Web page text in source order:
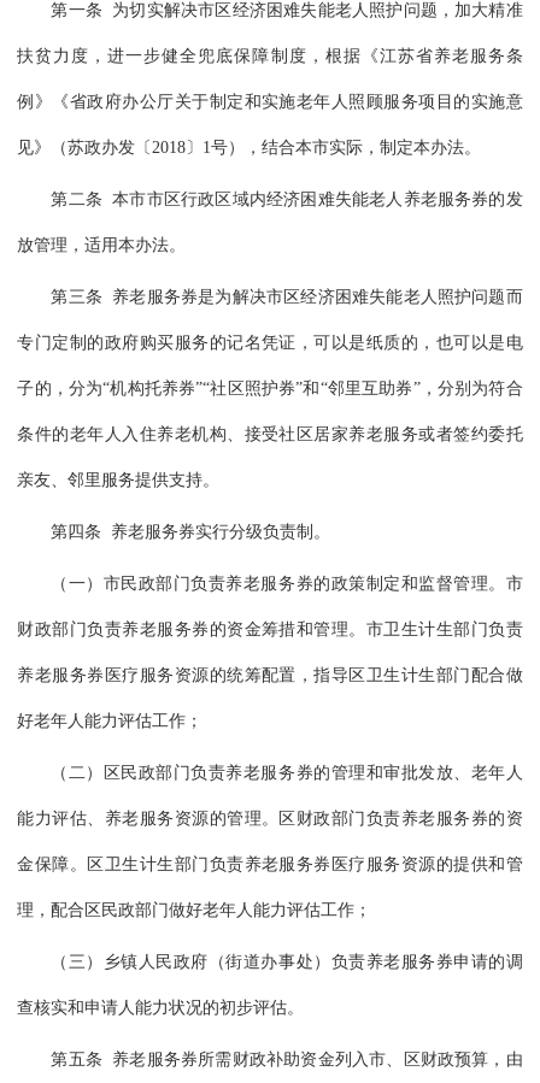
第一条 为切实解决市区经济困难失能老人照护问题，加大精准
扶贫力度，进一步健全兜底保障制度，根据《江苏省养老服务条
例》《省政府办公厅关于制定和实施老年人照顾服务项目的实施意
见》（苏政办发〔2018〕1号），结合本市实际，制定本办法。
第二条 本市市区行政区域内经济困难失能老人养老服务券的发
放管理，适用本办法。
第三条 养老服务券是为解决市区经济困难失能老人照护问题而
专门定制的政府购买服务的记名凭证，可以是纸质的，也可以是电
子的，分为“机构托养券”“社区照护券”和“邻里互助券”，分别为符合
条件的老年人入住养老机构、接受社区居家养老服务或者签约委托
亲友、邻里服务提供支持。
第四条 养老服务券实行分级负责制。
（一）市民政部门负责养老服务券的政策制定和监督管理。市
财政部门负责养老服务券的资金筹措和管理。市卫生计生部门负责
养老服务券医疗服务资源的统筹配置，指导区卫生计生部门配合做
好老年人能力评估工作；
（二）区民政部门负责养老服务券的管理和审批发放、老年人
能力评估、养老服务资源的管理。区财政部门负责养老服务券的资
金保障。区卫生计生部门负责养老服务券医疗服务资源的提供和管
理，配合区民政部门做好老年人能力评估工作；
（三）乡镇人民政府（街道办事处）负责养老服务券申请的调
查核实和申请人能力状况的初步评估。
第五条 养老服务券所需财政补助资金列入市、区财政预算，由